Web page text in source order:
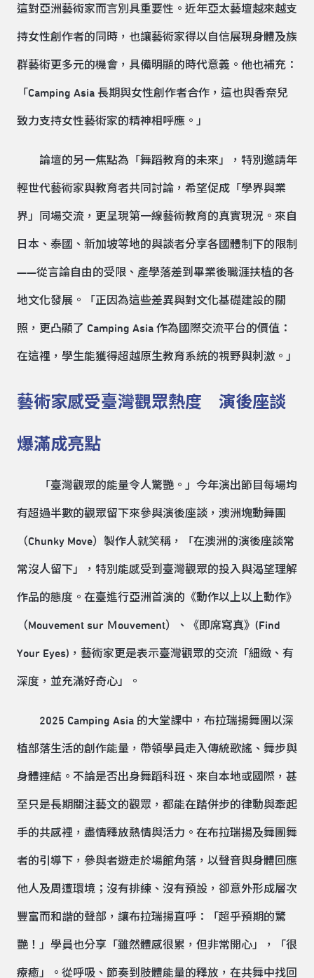
這對亞洲藝術家而言別具重要性。近年亞太藝壇越來越支
持女性創作者的同時，也讓藝術家得以自信展現身體及族
群藝術更多元的機會，具備明顯的時代意義。他也補充：
「Camping Asia 長期與女性創作者合作，這也與香奈兒
致力支持女性藝術家的精神相呼應。」
論壇的另一焦點為「舞蹈教育的未來」，特別邀請年
輕世代藝術家與教育者共同討論，希望促成「學界與業
界」同場交流，更呈現第一線藝術教育的真實現況。來自
日本、泰國、新加坡等地的與談者分享各國體制下的限制
——從言論自由的受限、產學落差到畢業後職涯扶植的各
地文化發展。「正因為這些差異與對文化基礎建設的關
照，更凸顯了 Camping Asia 作為國際交流平台的價值：
在這裡，學生能獲得超越原生教育系統的視野與刺激。」
藝術家感受臺灣觀眾熱度 演後座談
爆滿成亮點
「臺灣觀眾的能量令人驚艷。」今年演出節目每場均
有超過半數的觀眾留下來參與演後座談，澳洲塊動舞團
（Chunky Move）製作人就笑稱，「在澳洲的演後座談常
常沒人留下」，特別能感受到臺灣觀眾的投入與渴望理解
作品的態度。在臺進行亞洲首演的《動作以上以上動作》
（Mouvement sur Ｍouvement）、《即席寫真》(Find
Your Eyes)，藝術家更是表示臺灣觀眾的交流「細緻、有
深度，並充滿好奇心」。
2025 Camping Asia 的大堂課中，布拉瑞揚舞團以深
植部落生活的創作能量，帶領學員走入傳統歌謠、舞步與
身體連結。不論是否出身舞蹈科班、來自本地或國際，甚
至只是長期關注藝文的觀眾，都能在踏併步的律動與牽起
手的共感裡，盡情釋放熱情與活力。在布拉瑞揚及舞團舞
者的引導下，參與者遊走於場館角落，以聲音與身體回應
他人及周遭環境；沒有排練、沒有預設，卻意外形成層次
豐富而和諧的聲部，讓布拉瑞揚直呼：「超乎預期的驚
艷！」學員也分享「雖然體感很累，但非常開心」，「很
療癒」。從呼吸、節奏到肢體能量的釋放，在共舞中找回